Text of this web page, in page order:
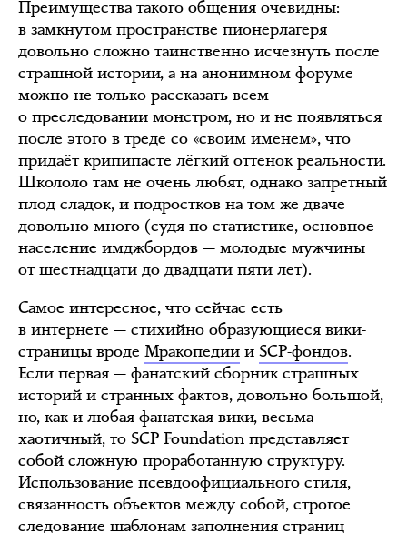
Преимущества такого общения очевидны:
в замкнутом пространстве пионерлагеря
довольно сложно таинственно исчезнуть после
страшной истории, а на анонимном форуме
можно не только рассказать всем
о преследовании монстром, но и не появляться
после этого в треде со «своим именем», что
придаёт крипипасте лёгкий оттенок реальности.
Школоло там не очень любят, однако запретный
плод сладок, и подростков на том же дваче
довольно много (судя по статистике, основное
население имджбордов — молодые мужчины
от шестнадцати до двадцати пяти лет).
Самое интересное, что сейчас есть
в интернете — стихийно образующиеся вики-
страницы вроде Мракопедии и SCP-фондов.
Если первая — фанатский сборник страшных
историй и странных фактов, довольно большой,
но, как и любая фанатская вики, весьма
хаотичный, то SCP Foundation представляет
собой сложную проработанную структуру.
Использование псевдоофициального стиля,
связанность объектов между собой, строгое
следование шаблонам заполнения страниц